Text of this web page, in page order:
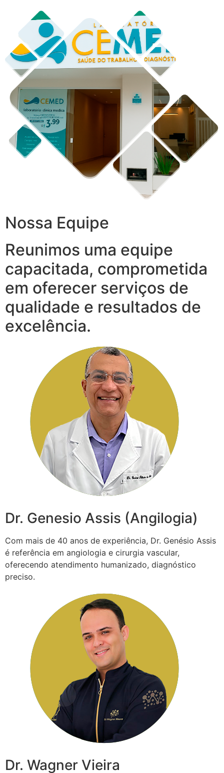
Nossa Equipe
Reunimos uma equipe
capacitada, comprometida
em oferecer serviços de
qualidade e resultados de
excelência.
Dr. Genesio Assis (Angilogia)
Com mais de 40 anos de experiência, Dr. Genésio Assis
é referência em angiologia e cirurgia vascular,
oferecendo atendimento humanizado, diagnóstico
preciso.
Dr. Wagner Vieira